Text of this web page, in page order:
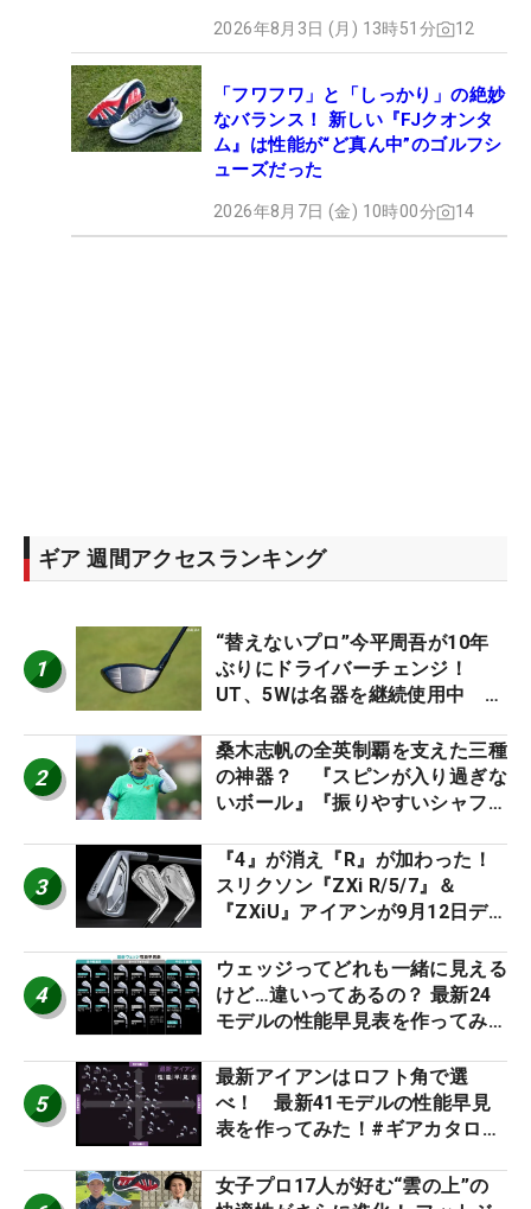
2026年8月3日 (月) 13時51分 12
「フワフワ」と「しっかり」の絶妙
なバランス！ 新しい『FJクオンタ
ム』は性能が“ど真ん中”のゴルフシ
ューズだった
2026年8月7日 (金) 10時00分 14
ギア 週間アクセスランキング
1
“替えないプロ”今平周吾が10年
ぶりにドライバーチェンジ！
UT、5Wは名器を継続使用中 #
2
桑木志帆の全英制覇を支えた三種
の神器？ 『スピンが入り過ぎな
いボール』『振りやすいシャフ
ー』 #女子プロセッティング
3
『4』が消え『R』が加わった！
スリクソン『ZXi R/5/7』＆
『ZXiU』アイアンが9月12日デ
4
ウェッジってどれも一緒に見える
けど…違いってあるの？ 最新24
モデルの性能早見表を作ってみ
5
最新アイアンはロフト角で選
べ！ 最新41モデルの性能早見
表を作ってみた！#ギアカタログ
女子プロ17人が好む“雲の上”の